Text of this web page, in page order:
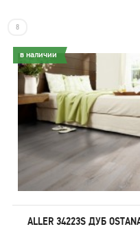
8
в наличии
ALLER 34223S ДУБ